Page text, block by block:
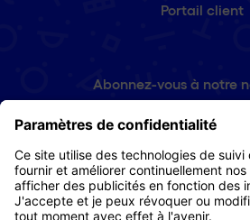
Portail client
Abonnez-vous à notre
Prénom (Nécessaire)
E-
mail(Nécessaire)